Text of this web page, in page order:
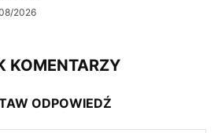
2026
KOMENTARZY
ODPOWIEDŹ